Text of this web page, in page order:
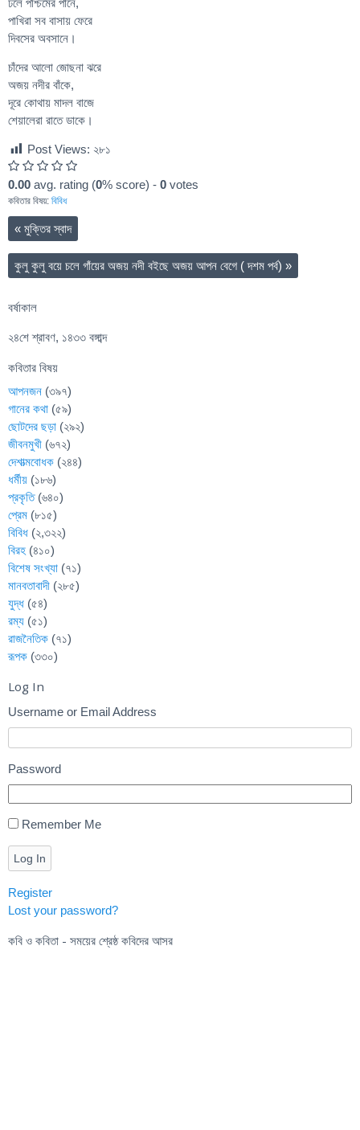
ঢলে পশ্চিমের পানে,
পাখিরা সব বাসায় ফেরে
দিবসের অবসানে।
চাঁদের আলো জোছনা ঝরে
অজয় নদীর বাঁকে,
দূরে কোথায় মাদল বাজে
শেয়ালেরা রাতে ডাকে।
Post Views: ২৮১
0.00 avg. rating (0% score) - 0 votes
কবিতার বিষয়: বিবিধ
« মুক্তির স্বাদ
কুলু কুলু বয়ে চলে গাঁয়ের অজয় নদী বইছে অজয় আপন বেগে ( দশম পর্ব) »
বর্ষাকাল
২৪শে শ্রাবণ, ১৪৩৩ বঙ্গাব্দ
কবিতার বিষয়
আপনজন (৩৯৭)
গানের কথা (৫৯)
ছোটদের ছড়া (২৯২)
জীবনমুখী (৬৭২)
দেশাত্মবোধক (২৪৪)
ধর্মীয় (১৮৬)
প্রকৃতি(৬৪০)
প্রেম (৮১৫)
বিবিধ (২,৩২২)
বিরহ (৪১০)
বিশেষ সংখ্যা (৭১)
মানবতাবাদী (২৮৫)
যুদ্ধ (৫৪)
রম্য (৫১)
রাজনৈতিক (৭১)
রূপক (৩৩০)
Log In
Username or Email Address
Password
Remember Me
Log In
Register
Lost your password?
কবি ও কবিতা - সময়ের শ্রেষ্ঠ কবিদের আসর